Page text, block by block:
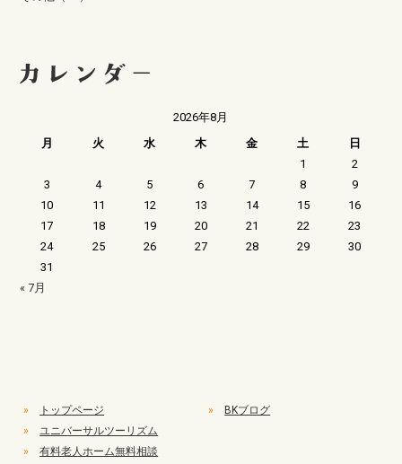
2026年8月
月
火 水 木 金 土
日
1
2
3
4 5 6 7 8
9
10
11 12 13 14 15
16
17
18 19 20 21 22
23
24
25 26 27 28 29
30
31
« 7月
»
トップページ
»
ユニバーサルツーリズム
»
有料老人ホーム無料相談
» BKブログ